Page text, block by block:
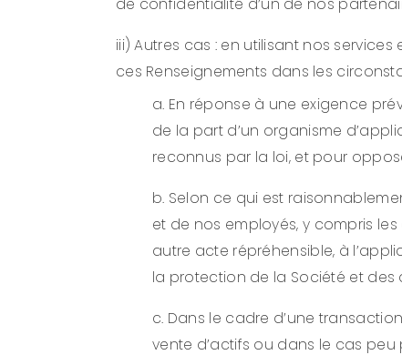
de confidentialité d’un de nos
iii) Autres cas : en utilisant nos
ces Renseignements dans les
a. En réponse à une exigence
de la part d’un organisme
reconnus par la loi, et pour
b. Selon ce qui est
et de nos employés, y compris
autre acte répréhensible, à
la protection de la Société et des
c. Dans le cadre d’une
vente d’actifs ou dans le cas